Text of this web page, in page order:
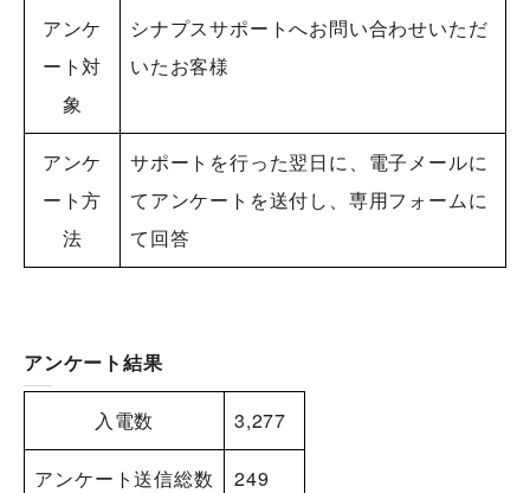
アンケ
ート対
象
シナプスサポートへお問い合わせいただ
いたお客様
アンケ
ート方
法
サポートを行った翌日に、電子メールに
てアンケートを送付し、専用フォームに
て回答
アンケート結果
入電数 3,277
アンケート送信総数 249